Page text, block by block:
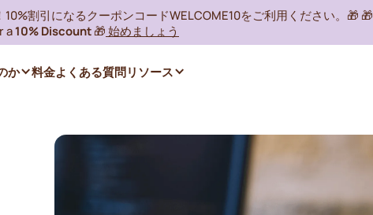
割引になるクーポンコードWELCOME10をご利用ください。🎁 🎁
a10% Discount 🎁 始めましょう
か 料金よくある質問リソース